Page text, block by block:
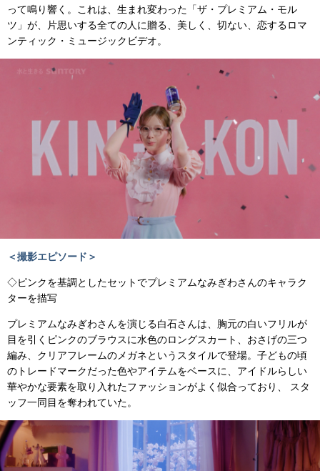
って鳴り響く。これは、生まれ変わった「ザ・プレミアム・モル
ツ」が、片思いする全ての人に贈る、美しく、切ない、恋するロマ
ンティック・ミュージックビデオ。
＜撮影エピソード＞
◇ピンクを基調としたセットでプレミアムなみぎわさんのキャラク
ターを描写
プレミアムなみぎわさんを演じる白石さんは、胸元の白いフリルが
目を引くピンクのブラウスに水色のロングスカート、おさげの三つ
編み、クリアフレームのメガネというスタイルで登場。子どもの頃
のトレードマークだった色やアイテムをベースに、アイドルらしい
華やかな要素を取り入れたファッションがよく似合っており、 スタ
ッフ一同目を奪われていた。